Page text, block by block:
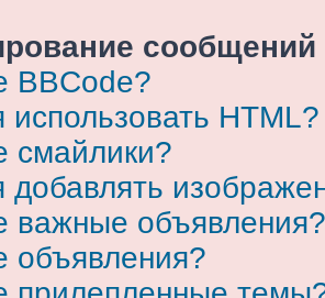
BBCode?
использовать HTML?
смайлики?
добавлять
важные объявления?
объявления?